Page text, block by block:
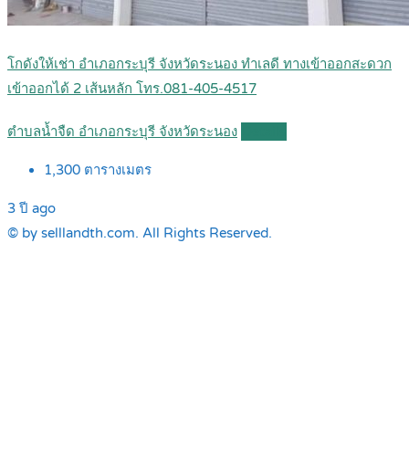
โกดังให้เช่า อำเภอกระบุรี จังหวัดระนอง ทำเลดี ทางเข้าออกสะดวก
เข้าออกได้ 2 เส้นหลัก โทร.081-405-4517
ตำบลน้ำจืด อำเภอกระบุรี จังหวัดระนอง
1,300 ตารางเมตร
3 ปี ago
© by selllandth.com. All Rights Reserved.